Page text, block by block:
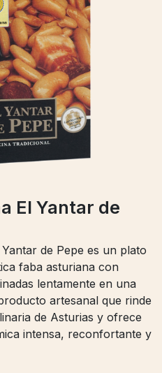
El Yantar de
de Pepe es un plato
faba asturiana con
lentamente en una
artesanal que rinde
de Asturias y ofrece
intensa, reconfortante y